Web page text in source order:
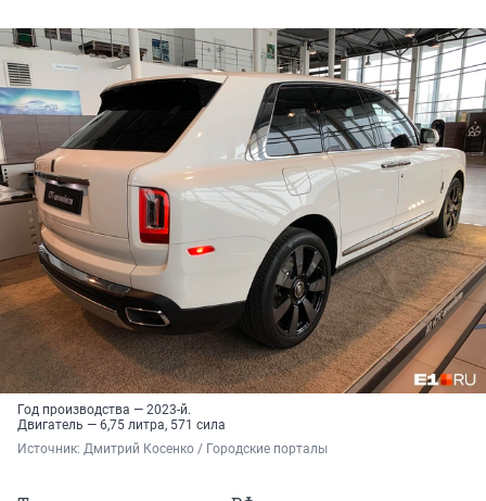
Год производства — 2023-й.
Двигатель — 6,75 литра, 571 сила
Источник: Дмитрий Косенко / Городские порталы